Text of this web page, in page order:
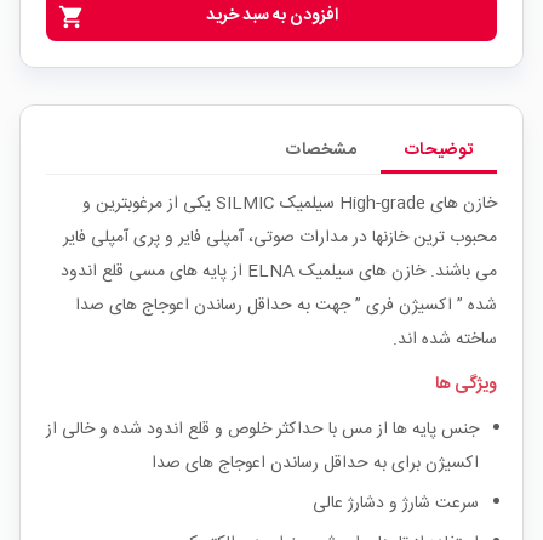
shopping_cart افزودن به سبد خرید
توضیحات
مشخصات
خازن های High-grade سیلمیک SILMIC یکی از مرغوبترین و
محبوب ترین خازنها در مدارات صوتی، آمپلی فایر و پری آمپلی فایر
می باشند. خازن های سیلمیک ELNA از پایه های مسی قلع اندود
شده ” اکسیژن فری ” جهت به حداقل رساندن اعوجاج های صدا
ساخته شده اند.
ویژگی ها
جنس پایه ها از مس با حداکثر خلوص و قلع اندود شده و خالی از
اکسیژن برای به حداقل رساندن اعوجاج های صدا
سرعت شارژ و دشارژ عالی